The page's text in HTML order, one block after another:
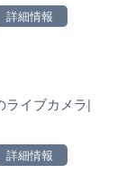
詳細情報
ライブカメラ|
詳細情報